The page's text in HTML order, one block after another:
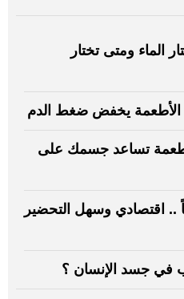
الماء ومتى تختار
الأطعمة يخفض ضغط الدم
فصل الصيف .. 8 أطعمة تساعد جسمك على
.. اقتصادي وسهل التحضير